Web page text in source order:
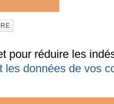
pour réduire les
les données de vos